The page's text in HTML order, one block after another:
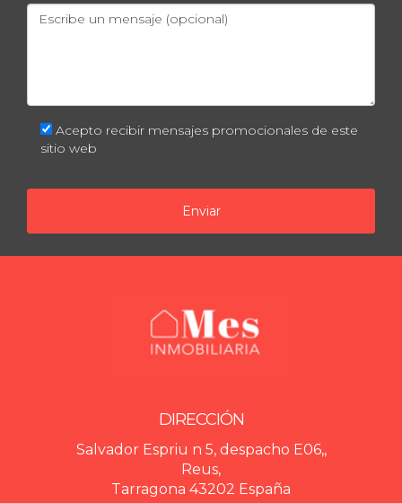
mercado inmobiliario?
normal de negociación.
Dependerá de tus circunstancias personales
y necesidades financieras. A veces aceptar una
oferta baja puede ser mejor que esperar por
¿Qué debo hacer si recibo múltiples
negociaciones futuras. Considera también los
términos propuestos además del precio
Acepto recibir mensajes promocionales de este
sitio web
Enviar
DIRECCIÓN
Salvador Espriu n 5, despacho E06,,
Reus,
Tarragona 43202 España